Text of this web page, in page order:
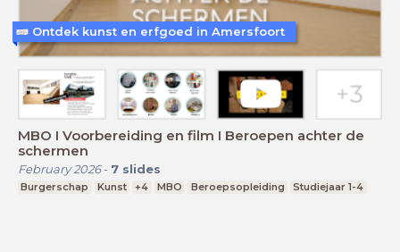
MBO I Voorbereiding en film I Beroepen achter de
schermen
February 2026- 7 slides
Burgerschap Kunst +4 MBO Beroepsopleiding Studiejaar 1-4
Ontdek kunst en erfgoed in Amersfoort